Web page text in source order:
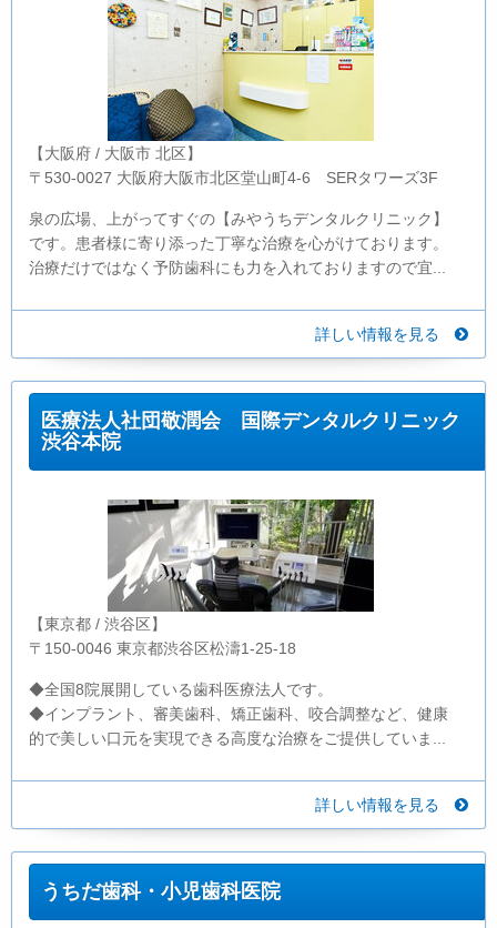
【大阪府 / 大阪市 北区】
〒530-0027 大阪府大阪市北区堂山町4-6 SERタワーズ3F
泉の広場、上がってすぐの【みやうちデンタルクリニック】
です。患者様に寄り添った丁寧な治療を心がけております。
治療だけではなく予防歯科にも力を入れておりますので宜...
詳しい情報を見る
医療法人社団敬潤会 国際デンタルクリニック
渋谷本院
【東京都 / 渋谷区】
〒150-0046 東京都渋谷区松濤1-25-18
◆全国8院展開している歯科医療法人です。
◆インプラント、審美歯科、矯正歯科、咬合調整など、健康
的で美しい口元を実現できる高度な治療をご提供していま...
詳しい情報を見る
うちだ歯科・小児歯科医院